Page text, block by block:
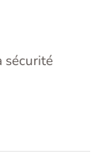
sécurité